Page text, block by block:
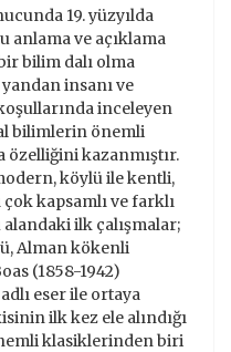
19. yüzyılda
anlama ve açıklama
bilim dalı olma
insanı ve
inceleyen
bilimlerin önemli
özelliğini kazanmıştır.
köylü ile kentli,
kapsamlı ve farklı
alandaki ilk çalışmalar;
Alman kökenli
(1858-1942)
eser ile ortaya
ilk kez ele alındığı
klasiklerinden biri